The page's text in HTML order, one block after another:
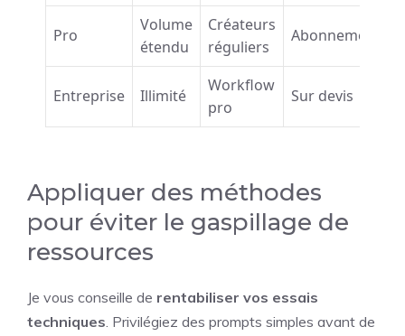
Pro
Volume
étendu
Créateurs
réguliers
Abonnement
Entreprise Illimité
Workflow
pro
Sur devis
Appliquer des méthodes
pour éviter le gaspillage de
ressources
Je vous conseille de rentabiliser vos essais
techniques. Privilégiez des prompts simples avant de